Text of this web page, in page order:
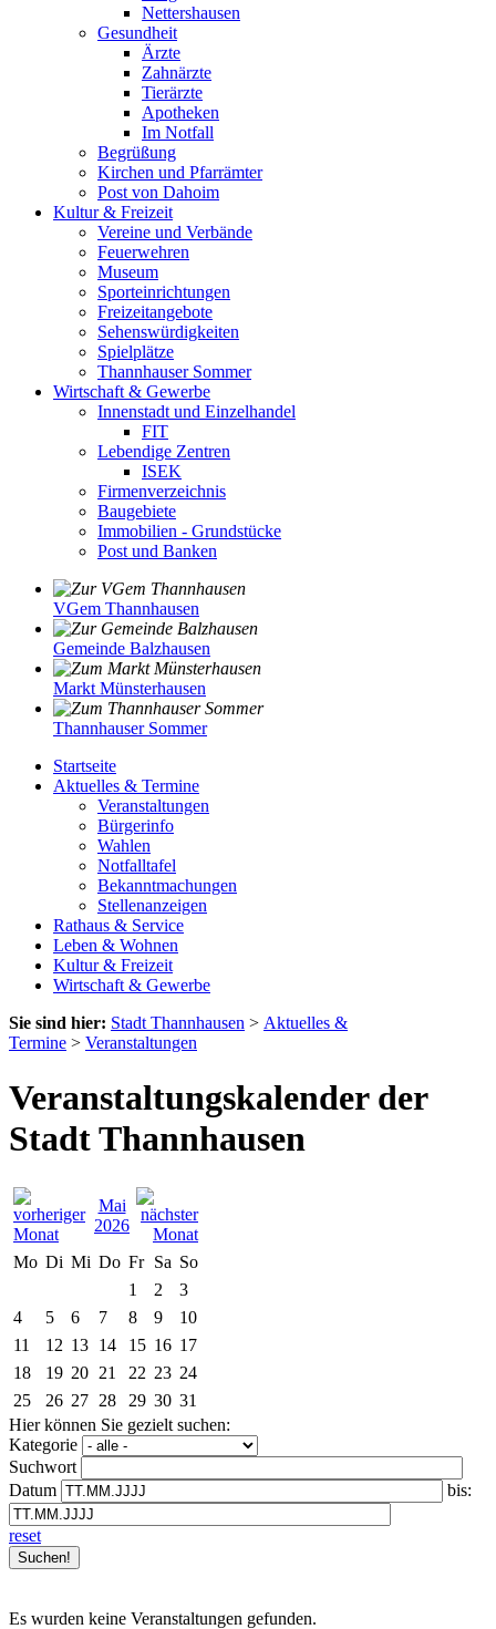
Nettershausen
Gesundheit
Ärzte
Zahnärzte
Tierärzte
Apotheken
Im Notfall
Begrüßung
Kirchen und Pfarrämter
Post von Dahoim
Kultur & Freizeit
Vereine und Verbände
Feuerwehren
Museum
Sporteinrichtungen
Freizeitangebote
Sehenswürdigkeiten
Spielplätze
Thannhauser Sommer
Wirtschaft & Gewerbe
Innenstadt und Einzelhandel
FIT
Lebendige Zentren
ISEK
Firmenverzeichnis
Baugebiete
Immobilien - Grundstücke
Post und Banken
VGem Thannhausen
Gemeinde Balzhausen
Markt Münsterhausen
Thannhauser Sommer
Startseite
Aktuelles & Termine
Veranstaltungen
Bürgerinfo
Wahlen
Notfalltafel
Bekanntmachungen
Stellenanzeigen
Rathaus & Service
Leben & Wohnen
Kultur & Freizeit
Wirtschaft & Gewerbe
Sie sind hier: Stadt Thannhausen > Aktuelles &
Termine > Veranstaltungen
Veranstaltungskalender der
Stadt Thannhausen
Mai
2026
Mo Di Mi Do Fr Sa So
1
2
3
4
5 6 7 8 9
10
11
12 13 14 15 16 17
18
19 20 21 22 23 24
25
26 27 28 29 30 31
Hier können Sie gezielt suchen:
Kategorie
Suchwort
Datum
bis:
reset
Es wurden keine Veranstaltungen gefunden.